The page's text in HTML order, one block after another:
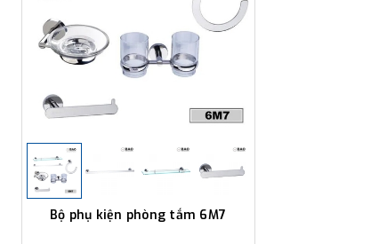
Bộ phụ kiện phòng tắm 6M7